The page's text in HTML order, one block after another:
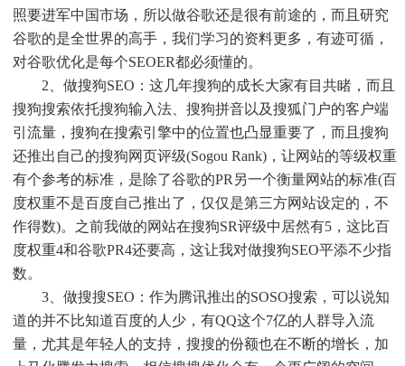
照要进军中国市场，所以做谷歌还是很有前途的，而且研究
谷歌的是全世界的高手，我们学习的资料更多，有迹可循，
对谷歌优化是每个SEOER都必须懂的。
2、做搜狗SEO：这几年搜狗的成长大家有目共睹，而且
搜狗搜索依托搜狗输入法、搜狗拼音以及搜狐门户的客户端
引流量，搜狗在搜索引擎中的位置也凸显重要了，而且搜狗
还推出自己的搜狗网页评级(Sogou Rank)，让网站的等级权重
有个参考的标准，是除了谷歌的PR另一个衡量网站的标准(百
度权重不是百度自己推出了，仅仅是第三方网站设定的，不
作得数)。之前我做的网站在搜狗SR评级中居然有5，这比百
度权重4和谷歌PR4还要高，这让我对做搜狗SEO平添不少指
数。
3、做搜搜SEO：作为腾讯推出的SOSO搜索，可以说知
道的并不比知道百度的人少，有QQ这个7亿的人群导入流
量，尤其是年轻人的支持，搜搜的份额也在不断的增长，加